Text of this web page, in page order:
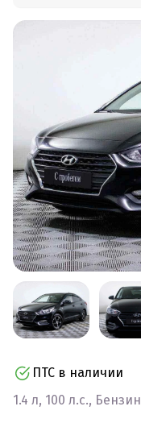
ПТС в наличии
1.4 л, 100 л.с., Бензин